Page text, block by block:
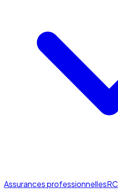
Assurances professionnelles